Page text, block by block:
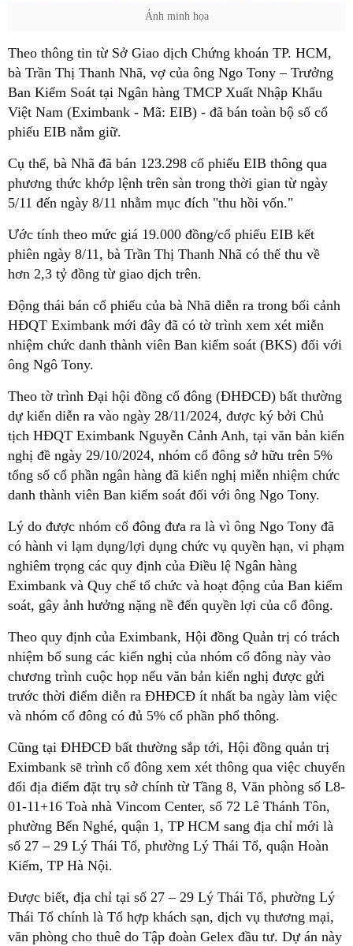
Ảnh minh họa
Theo thông tin từ Sở Giao dịch Chứng khoán TP. HCM,
bà Trần Thị Thanh Nhã, vợ của ông Ngo Tony – Trưởng
Ban Kiểm Soát tại Ngân hàng TMCP Xuất Nhập Khẩu
Việt Nam (Eximbank - Mã: EIB) - đã bán toàn bộ số cổ
phiếu EIB nắm giữ.
Cụ thể, bà Nhã đã bán 123.298 cổ phiếu EIB thông qua
phương thức khớp lệnh trên sàn trong thời gian từ ngày
5/11 đến ngày 8/11 nhằm mục đích "thu hồi vốn."
Ước tính theo mức giá 19.000 đồng/cổ phiếu EIB kết
phiên ngày 8/11, bà Trần Thị Thanh Nhã có thể thu về
hơn 2,3 tỷ đồng từ giao dịch trên.
Động thái bán cổ phiếu của bà Nhã diễn ra trong bối cảnh
HĐQT Eximbank mới đây đã có tờ trình xem xét miễn
nhiệm chức danh thành viên Ban kiểm soát (BKS) đối với
ông Ngô Tony.
Theo tờ trình Đại hội đồng cổ đông (ĐHĐCĐ) bất thường
dự kiến diễn ra vào ngày 28/11/2024, được ký bởi Chủ
tịch HĐQT Eximbank Nguyễn Cảnh Anh, tại văn bản kiến
nghị đề ngày 29/10/2024, nhóm cổ đông sở hữu trên 5%
tổng số cổ phần ngân hàng đã kiến nghị miễn nhiệm chức
danh thành viên Ban kiểm soát đối với ông Ngo Tony.
Lý do được nhóm cổ đông đưa ra là vì ông Ngo Tony đã
có hành vi lạm dụng/lợi dụng chức vụ quyền hạn, vi phạm
nghiêm trọng các quy định của Điều lệ Ngân hàng
Eximbank và Quy chế tổ chức và hoạt động của Ban kiểm
soát, gây ảnh hưởng nặng nề đến quyền lợi của cổ đông.
Theo quy định của Eximbank, Hội đồng Quản trị có trách
nhiệm bổ sung các kiến nghị của nhóm cổ đông này vào
chương trình cuộc họp nếu văn bản kiến nghị được gửi
trước thời điểm diễn ra ĐHĐCĐ ít nhất ba ngày làm việc
và nhóm cổ đông có đủ 5% cổ phần phổ thông.
Cũng tại ĐHĐCĐ bất thường sắp tới, Hội đồng quản trị
Eximbank sẽ trình cổ đông xem xét thông qua việc chuyển
đổi địa điểm đặt trụ sở chính từ Tầng 8, Văn phòng số L8-
01-11+16 Toà nhà Vincom Center, số 72 Lê Thánh Tôn,
phường Bến Nghé, quận 1, TP HCM sang địa chỉ mới là
số 27 – 29 Lý Thái Tổ, phường Lý Thái Tổ, quận Hoàn
Kiếm, TP Hà Nội.
Được biết, địa chỉ tại số 27 – 29 Lý Thái Tổ, phường Lý
Thái Tổ chính là Tổ hợp khách sạn, dịch vụ thương mại,
văn phòng cho thuê do Tập đoàn Gelex đầu tư. Dự án này